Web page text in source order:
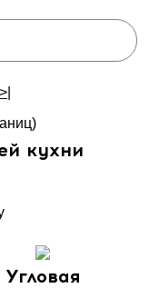
>|
кухни
Угловая